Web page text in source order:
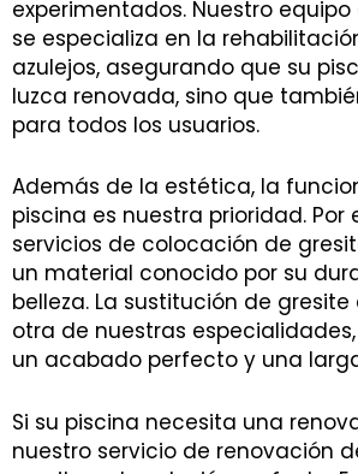
experimentados. Nuestro equipo
se especializa en la
azulejos, asegurando que su
luzca renovada, sino que
para todos los usuarios.
Además de la estética, la
piscina es nuestra prioridad. Por
servicios de colocación de
un material conocido por su
belleza. La sustitución de
otra de nuestras
un acabado perfecto y una
Si su piscina necesita una
nuestro servicio de renovación